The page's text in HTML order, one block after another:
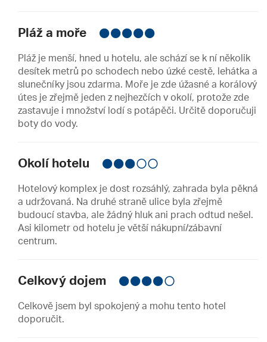
Pláž a moře
Pláž je menší, hned u hotelu, ale schází se k ní několik
desítek metrů po schodech nebo úzké cestě, lehátka a
slunečníky jsou zdarma. Moře je zde úžasné a korálový
útes je zřejmě jeden z nejhezčích v okolí, protože zde
zastavuje i množství lodí s potápěči. Určitě doporučuji
boty do vody.
Okolí hotelu
Hotelový komplex je dost rozsáhlý, zahrada byla pěkná
a udržovaná. Na druhé straně ulice byla zřejmě
budoucí stavba, ale žádný hluk ani prach odtud nešel.
Asi kilometr od hotelu je větší nákupní/zábavní
centrum.
Celkový dojem
Celkově jsem byl spokojený a mohu tento hotel
doporučit.